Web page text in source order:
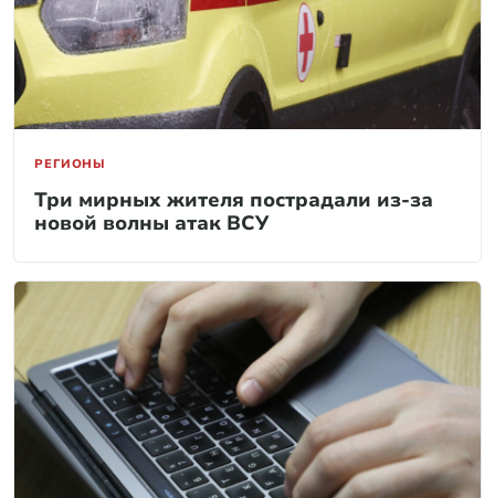
РЕГИОНЫ
Три мирных жителя пострадали из-за
новой волны атак ВСУ